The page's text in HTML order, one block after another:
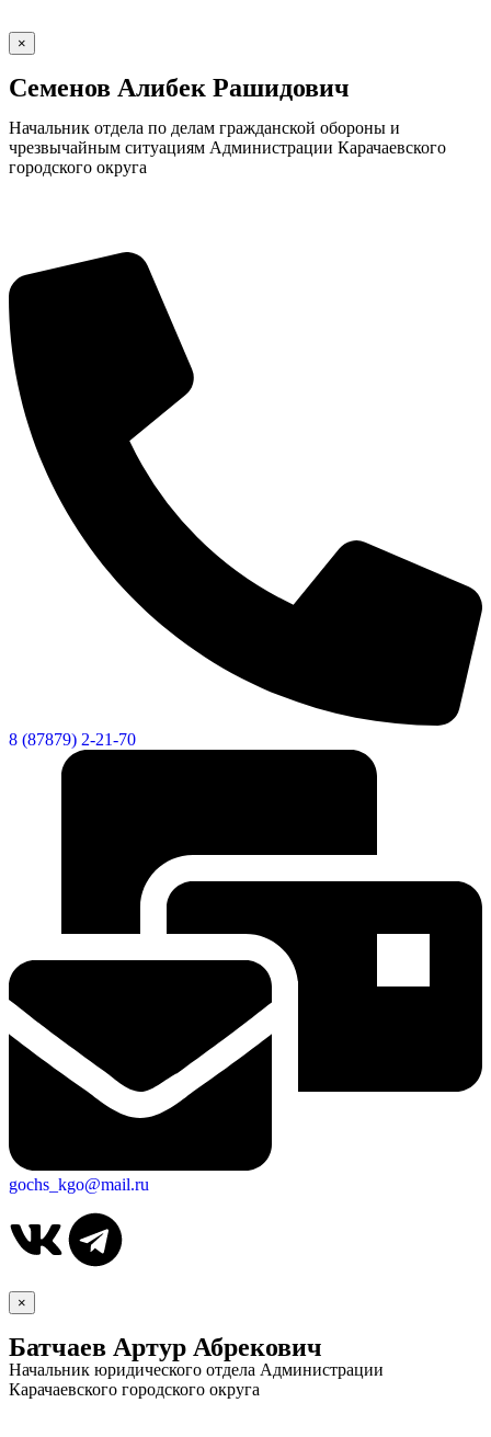
×
Семенов Алибек Рашидович
Начальник отдела по делам гражданской обороны и
чрезвычайным ситуациям Администрации Карачаевского
городского округа
8 (87879) 2-21-70
gochs_kgo@mail.ru
×
Батчаев Артур Абрекович
Начальник юридического отдела Администрации
Карачаевского городского округа